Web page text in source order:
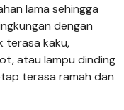
lama sehingga
dengan
terasa kaku,
atau lampu dinding
terasa ramah dan